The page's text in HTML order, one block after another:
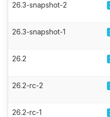
26.3-snapshot-2
26.3-snapshot-1
26.2
26.2-rc-2
26.2-rc-1